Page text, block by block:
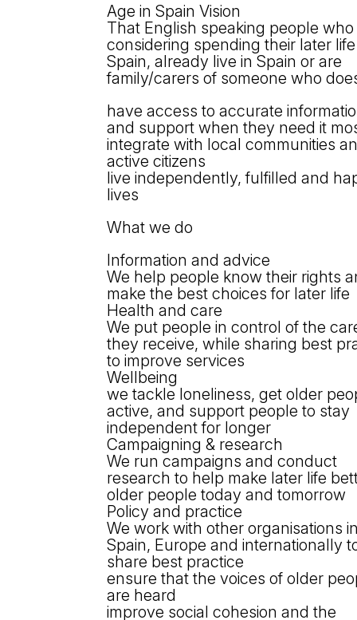
Age in Spain Vision
That English speaking people who
considering spending their later life
Spain, already live in Spain or are
family/carers of someone who
have access to accurate
and support when they need it
integrate with local communities
active citizens
live independently, fulfilled and
lives
What we do
Information and advice
We help people know their rights
make the best choices for later life
Health and care
We put people in control of the
they receive, while sharing best
to improve services
Wellbeing
we tackle loneliness, get older
active, and support people to stay
independent for longer
Campaigning & research
We run campaigns and conduct
research to help make later life
older people today and tomorrow
Policy and practice
We work with other organisations in
Spain, Europe and internationally
share best practice
ensure that the voices of older
are heard
improve social cohesion and the